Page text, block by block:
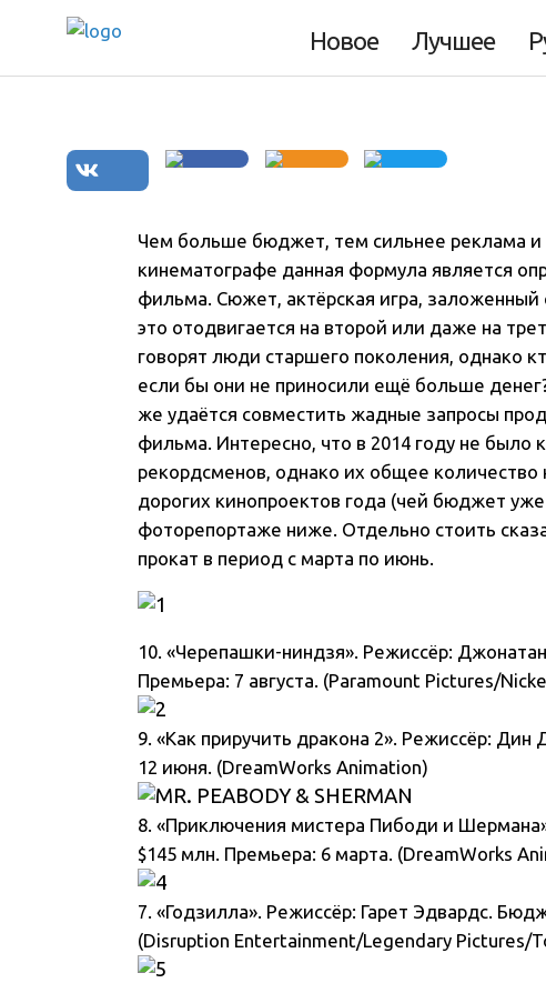
Новое Лучшее
Чем больше бюджет, тем сильнее реклама
кинематографе данная формула является
фильма. Сюжет, актёрская игра,
это отодвигается на второй или даже на
говорят люди старшего поколения, однако
если бы они не приносили ещё больше
же удаётся совместить жадные запросы
фильма. Интересно, что в 2014 году не было
рекордсменов, однако их общее количество
дорогих кинопроектов года (чей бюджет
фоторепортаже ниже. Отдельно стоить
прокат в период с марта по июнь.
10. «Черепашки-ниндзя». Режиссёр:
Премьера: 7 августа. (Paramount Pictures/
9. «Как приручить дракона 2». Режиссёр:
12 июня. (DreamWorks Animation)
8. «Приключения мистера Пибоди и
$145 млн. Премьера: 6 марта. (DreamWorks
7. «Годзилла». Режиссёр: Гарет Эдвардс.
(Disruption Entertainment/Legendary Pictures/